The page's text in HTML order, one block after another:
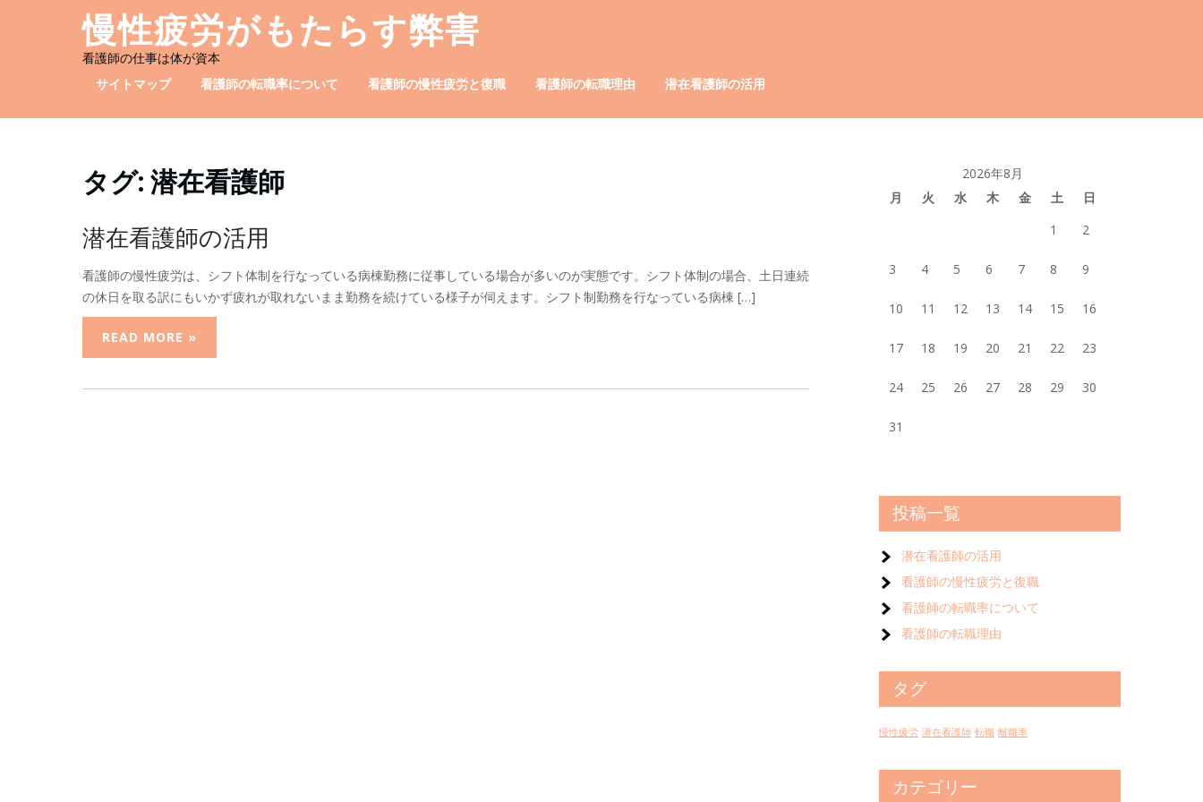
慢性疲労がもたらす弊害
看護師の仕事は体が資本
サイトマップ 看護師の転職率について 看護師の慢性疲労と復職 看護師の転職理由 潜在看護師の活用
タグ:潜在看護師
潜在看護師の活用
看護師の慢性疲労は、シフト体制を行なっている病棟勤務に従事している場合が多いのが実態です。シフト体制の場合、土日連続
の休日を取る訳にもいかず疲れが取れないまま勤務を続けている様子が伺えます。シフト制勤務を行なっている病棟 […]
READ MORE »
2026年8月
月
火 水 木 金 土
日
1
2
3 4 5 6 7 8 9
10 11 12 13 14 15 16
17 18 19 20 21 22 23
24 25 26 27 28 29 30
31
投稿一覧
潜在看護師の活用
看護師の慢性疲労と復職
看護師の転職率について
看護師の転職理由
タグ
慢性疲労 潜在看護師 転職 離職率
カテゴリー